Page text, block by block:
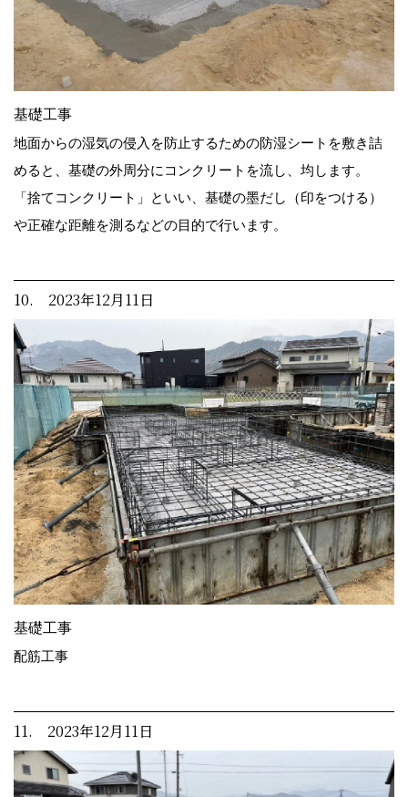
基礎工事
地面からの湿気の侵入を防止するための防湿シートを敷き詰
めると、基礎の外周分にコンクリートを流し、均します。
「捨てコンクリート」といい、基礎の墨だし（印をつける）
や正確な距離を測るなどの目的で行います。
10. 2023年12月11日
基礎工事
配筋工事
11. 2023年12月11日